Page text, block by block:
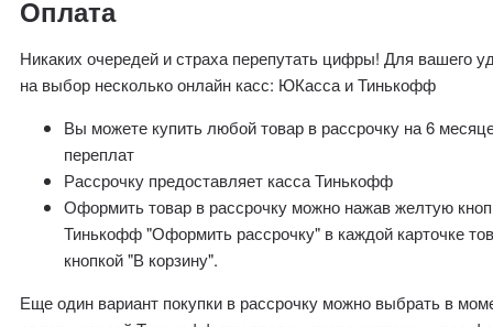
Оплата
Никаких очередей и страха перепутать цифры! Для вашего
на выбор несколько онлайн касс: ЮКасса и Тинькофф
Вы можете купить любой товар в рассрочку на 6
переплат
Рассрочку предоставляет касса Тинькофф
Оформить товар в рассрочку можно нажав желтую
Тинькофф "Оформить рассрочку" в каждой карточке
кнопкой "В корзину".
Еще один вариант покупки в рассрочку можно выбрать в